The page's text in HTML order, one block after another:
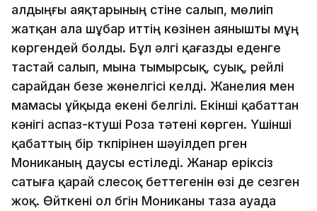
алдыңғы аяқтарының үстіне салып, мөлиіп
жатқан ала шұбар иттің көзінен аянышты мұң
көргендей болды. Бұл әлгі қағазды еденге
тастай салып, мына тымырсық, суық, үрейлі
сарайдан безе жөнелгісі келді. Жанелия мен
мамасы ұйқыда екені белгілі. Екінші қабаттан
кәнігі аспаз-күтуші Роза тәтені көрген. Үшінші
қабаттың бір түкпірінен шәуілдеп үрген
Мониканың даусы естіледі. Жанар еріксіз
сатыға қарай сүлесоқ беттегенін өзі де сезген
жоқ. Өйткені ол бүгін Мониканы таза ауада